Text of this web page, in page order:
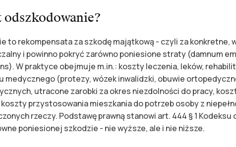
odszkodowanie?
to rekompensata za szkodę majątkową - czyli za konkretne,
i powinno pokryć zarówno poniesione straty (damnum
W praktyce obejmuje m.in.: koszty leczenia, leków,
medycznego (protezy, wózek inwalidzki, obuwie
utracone zarobki za okres niezdolności do pracy,
przystosowania mieszkania do potrzeb osoby z
rzeczy. Podstawę prawną stanowi art. 444 § 1
poniesionej szkodzie - nie wyższe, ale i nie niższe.